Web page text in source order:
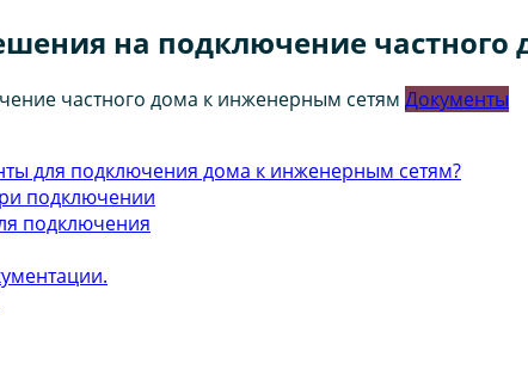
на подключение
Документы
для подключения дома к инженерным сетям?
подключении
подключения